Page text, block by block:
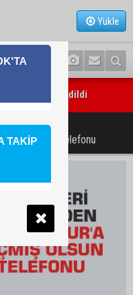
Yükle
davet edildi
faili meçhul kalmasına
olsun telefonu
TAKİP